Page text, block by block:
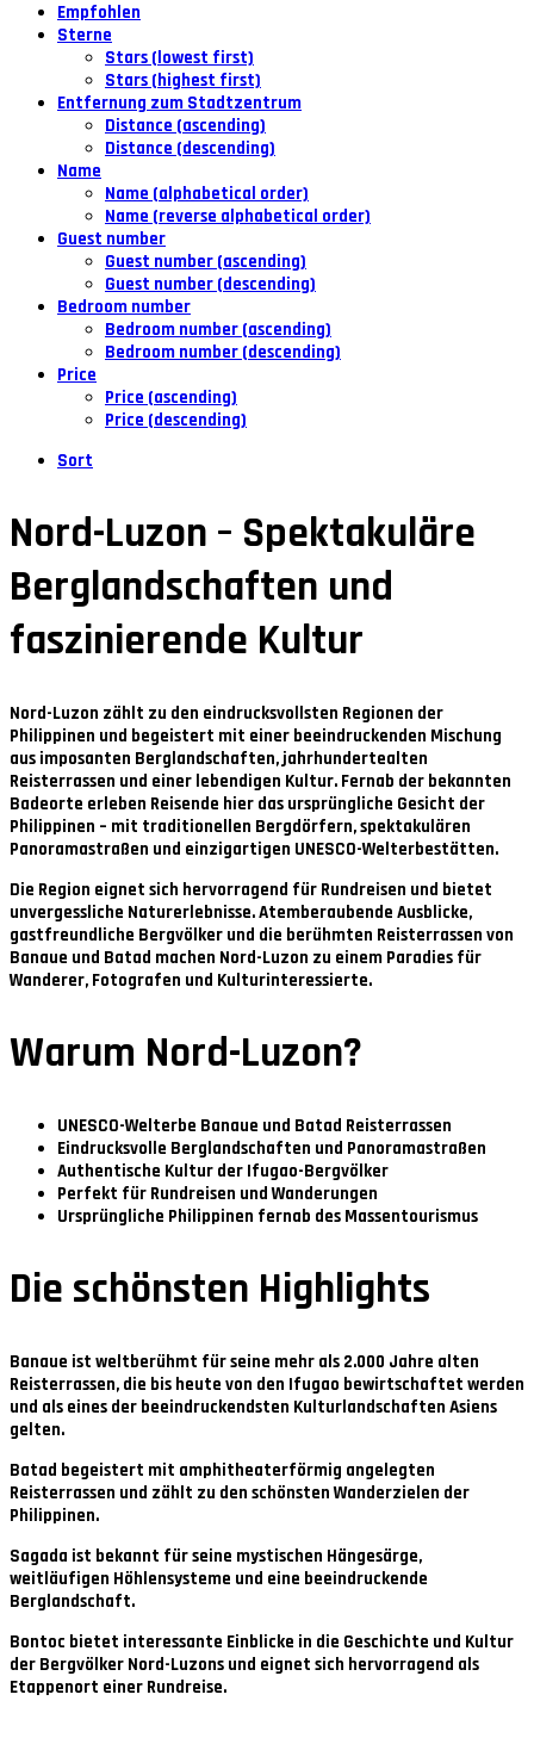
Empfohlen
Sterne
Stars (lowest first)
Stars (highest first)
Entfernung zum Stadtzentrum
Distance (ascending)
Distance (descending)
Name
Name (alphabetical order)
Name (reverse alphabetical order)
Guest number
Guest number (ascending)
Guest number (descending)
Bedroom number
Bedroom number (ascending)
Bedroom number (descending)
Price
Price (ascending)
Price (descending)
Sort
Nord-Luzon – Spektakuläre
Berglandschaften und
faszinierende Kultur
Nord-Luzon zählt zu den eindrucksvollsten Regionen der
Philippinen und begeistert mit einer beeindruckenden Mischung
aus imposanten Berglandschaften, jahrhundertealten
Reisterrassen und einer lebendigen Kultur. Fernab der bekannten
Badeorte erleben Reisende hier das ursprüngliche Gesicht der
Philippinen – mit traditionellen Bergdörfern, spektakulären
Panoramastraßen und einzigartigen UNESCO-Welterbestätten.
Die Region eignet sich hervorragend für Rundreisen und bietet
unvergessliche Naturerlebnisse. Atemberaubende Ausblicke,
gastfreundliche Bergvölker und die berühmten Reisterrassen von
Banaue und Batad machen Nord-Luzon zu einem Paradies für
Wanderer, Fotografen und Kulturinteressierte.
Warum Nord-Luzon?
UNESCO-Welterbe Banaue und Batad Reisterrassen
Eindrucksvolle Berglandschaften und Panoramastraßen
Authentische Kultur der Ifugao-Bergvölker
Perfekt für Rundreisen und Wanderungen
Ursprüngliche Philippinen fernab des Massentourismus
Die schönsten Highlights
Banaue ist weltberühmt für seine mehr als 2.000 Jahre alten
Reisterrassen, die bis heute von den Ifugao bewirtschaftet werden
und als eines der beeindruckendsten Kulturlandschaften Asiens
gelten.
Batad begeistert mit amphitheaterförmig angelegten
Reisterrassen und zählt zu den schönsten Wanderzielen der
Philippinen.
Sagada ist bekannt für seine mystischen Hängesärge,
weitläufigen Höhlensysteme und eine beeindruckende
Berglandschaft.
Bontoc bietet interessante Einblicke in die Geschichte und Kultur
der Bergvölker Nord-Luzons und eignet sich hervorragend als
Etappenort einer Rundreise.